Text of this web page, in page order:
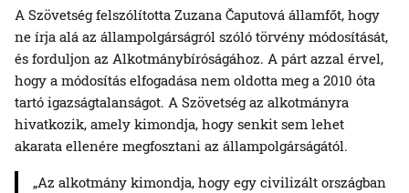
A Szövetség felszólította Zuzana Čaputová államfőt, hogy
ne írja alá az állampolgárságról szóló törvény módosítását,
és forduljon az Alkotmánybíróságához. A párt azzal érvel,
hogy a módosítás elfogadása nem oldotta meg a 2010 óta
tartó igazságtalanságot. A Szövetség az alkotmányra
hivatkozik, amely kimondja, hogy senkit sem lehet
akarata ellenére megfosztani az állampolgárságától.
„Az alkotmány kimondja, hogy egy civilizált országban